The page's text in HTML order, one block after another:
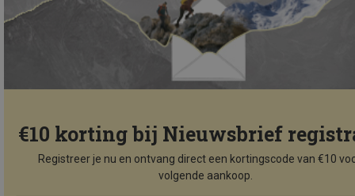
€10 korting bij Nieuwsbrief
Registreer je nu en ontvang direct een kortingscode van €10
volgende aankoop.